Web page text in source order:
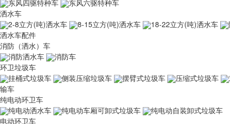
东风四驱特种车
东风六驱特种车
洒水车
2-8立方(吨)洒水车
8-15立方(吨)洒水车 18-22立方(吨)洒水车
洒水车配件
消防（洒水）车
消防洒水车
消防车
环卫垃圾车
挂桶式垃圾车
侧装压缩垃圾车 摆臂式垃圾车 压缩式垃圾车
输车
纯电动环卫车
纯电动洒水车
纯电动车厢可卸式垃圾车
纯电动自装卸式垃圾车
电动环卫车